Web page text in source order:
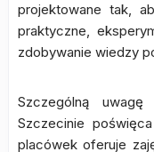
projektowane tak,
praktyczne,
zdobywanie wiedzy
Szczególną
Szczecinie
placówek oferuje